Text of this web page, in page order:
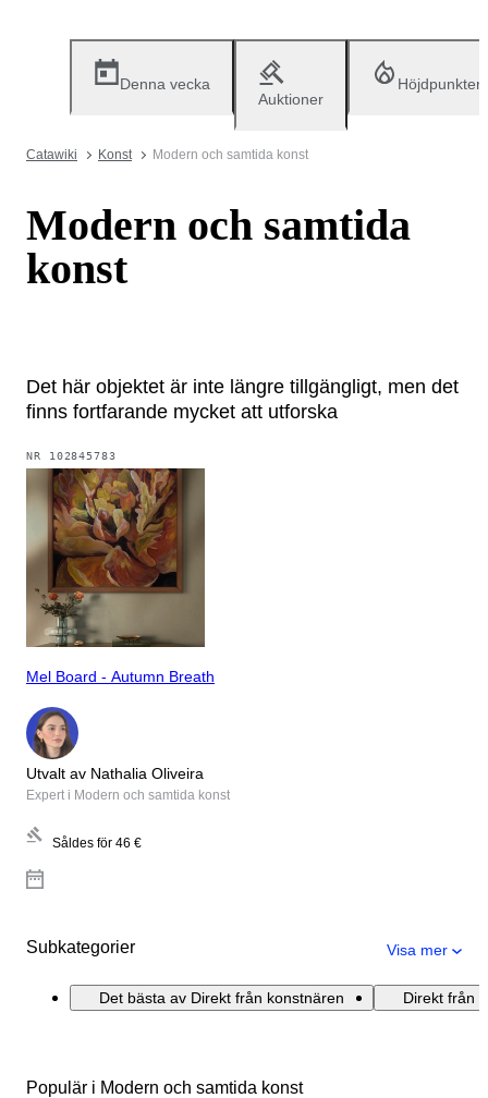
Denna vecka
Auktioner
Höjdpunkter
Catawiki Konst Modern och samtida konst
Modern och samtida
konst
Det här objektet är inte längre tillgängligt, men det
finns fortfarande mycket att utforska
NR 102845783
Mel Board - Autumn Breath
Utvalt av Nathalia Oliveira
Expert i Modern och samtida konst
Såldes för 46 €
Subkategorier Visa mer
Det bästa av Direkt från konstnären Direkt från
Populär i Modern och samtida konst